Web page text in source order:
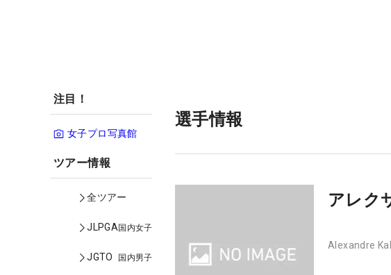
注目！
女子プロ写真館
ツアー情報
全ツアー
JLPGA国内女子
JGTO 国内男子
選手情報
アレク
Alexandre